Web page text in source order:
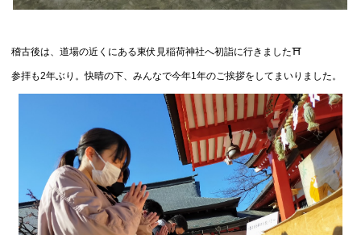
稽古後は、道場の近くにある東伏見稲荷神社へ初詣に行きました⛩
参拝も2年ぶり。快晴の下、みんなで今年1年のご挨拶をしてまいりました。